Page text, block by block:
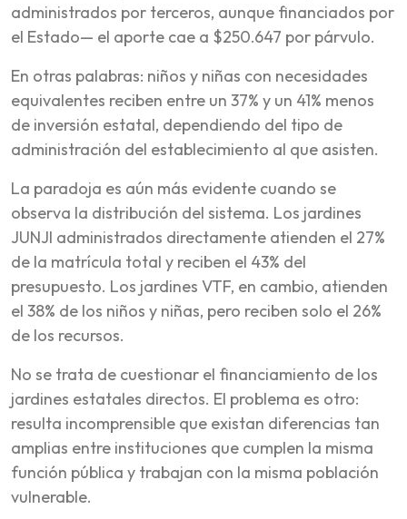
administrados por terceros, aunque financiados por
el Estado— el aporte cae a $250.647 por párvulo.
En otras palabras: niños y niñas con necesidades
equivalentes reciben entre un 37% y un 41% menos
de inversión estatal, dependiendo del tipo de
administración del establecimiento al que asisten.
La paradoja es aún más evidente cuando se
observa la distribución del sistema. Los jardines
JUNJI administrados directamente atienden el 27%
de la matrícula total y reciben el 43% del
presupuesto. Los jardines VTF, en cambio, atienden
el 38% de los niños y niñas, pero reciben solo el 26%
de los recursos.
No se trata de cuestionar el financiamiento de los
jardines estatales directos. El problema es otro:
resulta incomprensible que existan diferencias tan
amplias entre instituciones que cumplen la misma
función pública y trabajan con la misma población
vulnerable.